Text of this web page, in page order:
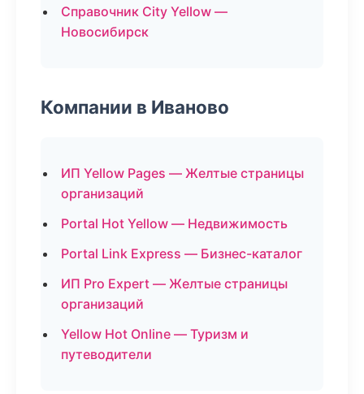
Справочник City Yellow —
Новосибирск
Компании в Иваново
ИП Yellow Pages — Желтые страницы
организаций
Portal Hot Yellow — Недвижимость
Portal Link Express — Бизнес-каталог
ИП Pro Expert — Желтые страницы
организаций
Yellow Hot Online — Туризм и
путеводители